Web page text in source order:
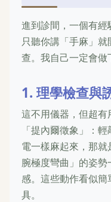
進到診間，一個有
只聽你講「手麻」
查。我自己一定會做
1. 理學檢查與
這不用儀器，但超
「提內爾徵象」：
電一樣麻起來，那
腕極度彎曲」的姿
感。這些動作看似
具。